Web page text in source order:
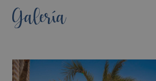
Galería